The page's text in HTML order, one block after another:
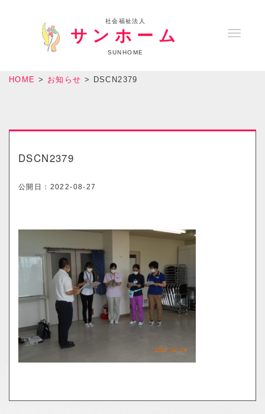
T
社会福祉法人
サンホーム
SUNHOME
HOME > お知らせ > DSCN2379
DSCN2379
公開日： 2022-08-27